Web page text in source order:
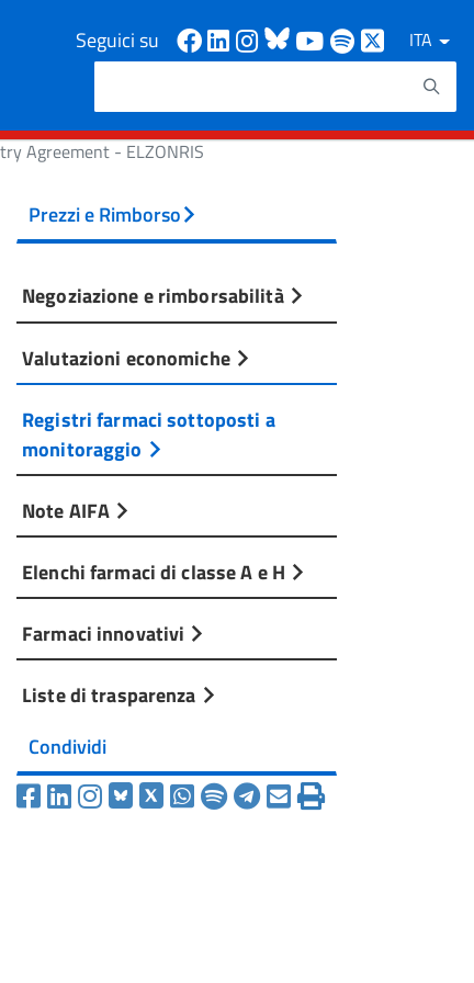
Seguici su Facebook
Linkedin
Instagram
Bluesky
Youtube
Spotify
ITA
Cerca
Agreement - ELZONRIS
Prezzi e Rimborso
Negoziazione e rimborsabilità
Valutazioni economiche
Registri farmaci sottoposti a
monitoraggio
Note AIFA
Elenchi farmaci di classe A e H
Farmaci innovativi
Liste di trasparenza
Condividi